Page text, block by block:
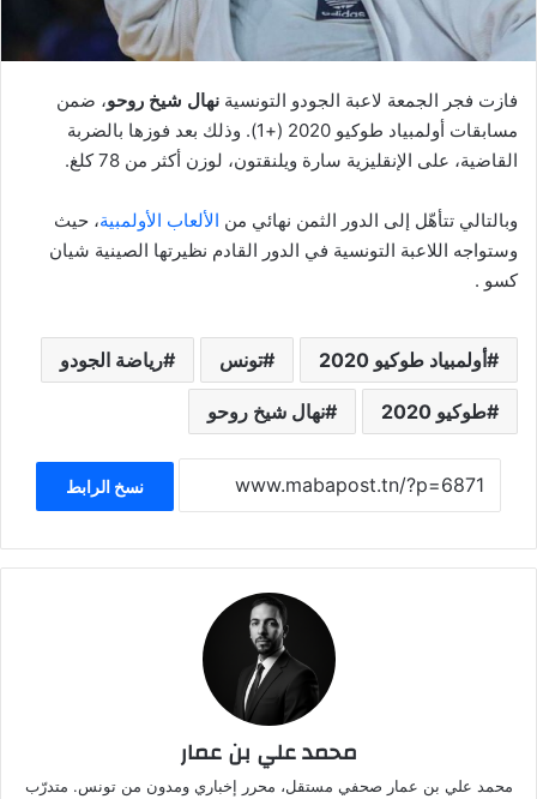
فازت فجر الجمعة لاعبة الجودو التونسية نهال شيخ روحو، ضمن
مسابقات أولمبياد طوكيو 2020 (+1). وذلك بعد فوزها بالضربة
القاضية، على الإنقليزية سارة ويلنقتون، لوزن أكثر من 78 كلغ.
وبالتالي تتأهّل إلى الدور الثمن نهائي من الألعاب الأولمبية، حيث
وستواجه اللاعبة التونسية في الدور القادم نظيرتها الصينية شيان
كسو .
أولمبياد طوكيو 2020 تونس رياضة الجودو
طوكيو 2020 نهال شيخ روحو
نسخ الرابط
محمد علي بن عمار
محمد علي بن عمار صحفي مستقل، محرر إخباري ومدون من تونس. متدرّب